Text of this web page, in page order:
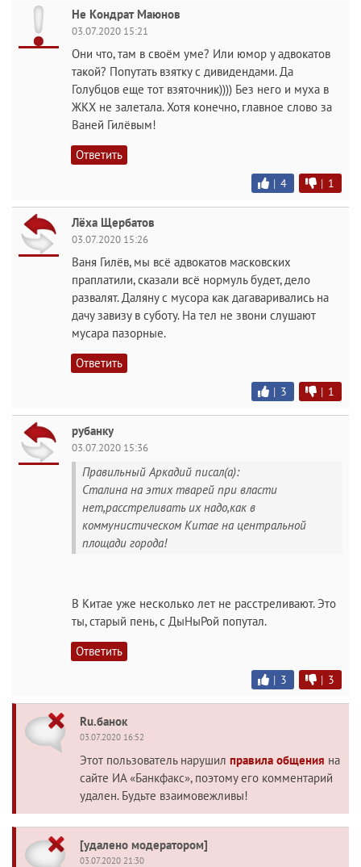
Не Кондрат Маюнов
03.07.2020 15:21
Они что, там в своём уме? Или юмор у адвокатов
такой? Попутать взятку с дивидендами. Да
Голубцов еще тот взяточник)))) Без него и муха в
ЖКХ не залетала. Хотя конечно, главное слово за
Ваней Гилёвым!
Ответить
| 4 | 1
Лёха Щербатов
03.07.2020 15:26
Ваня Гилёв, мы всё адвокатов масковских
праплатили, сказали всё нормуль будет, дело
развалят. Даляну с мусора как дагаваривались на
дачу завизу в суботу. На тел не звони слушают
мусара пазорные.
Ответить
| 3 | 1
рубанку
03.07.2020 15:36
Правильный Аркадий писал(а):
Сталина на этих тварей при власти
нет,расстреливать их надо,как в
коммунистическом Китае на центральной
площади города!
В Китае уже несколько лет не расстреливают. Это
ты, старый пень, с ДыНыРой попутал.
Ответить
| 3 | 3
Ru.банок
03.07.2020 16:52
Этот пользователь нарушил правила общения на
сайте ИА «Банкфакс», поэтому его комментарий
удален. Будьте взаимовежливы!
[удалено модератором]
03.07.2020 21:30